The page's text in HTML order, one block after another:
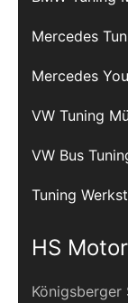
Mercedes
Mercedes
VW Tuning
VW Bus
Tuning
HS
Königsberger